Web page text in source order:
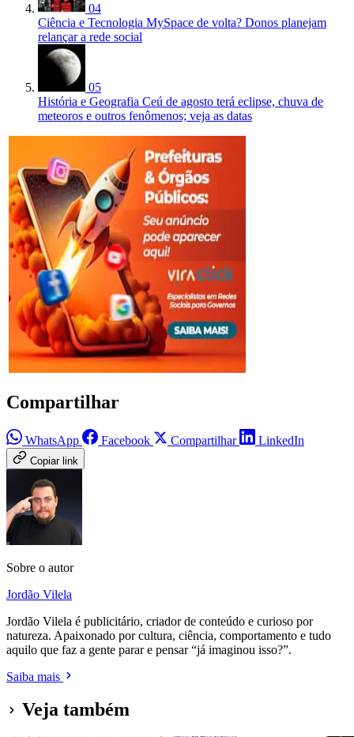
04
Ciência e Tecnologia MySpace de volta? Donos planejam
relançar a rede social
05
História e Geografia Ceú de agosto terá eclipse, chuva de
meteoros e outros fenômenos; veja as datas
Compartilhar
WhatsApp Facebook Compartilhar LinkedIn
Copiar link
Sobre o autor
Jordão Vilela
Jordão Vilela é publicitário, criador de conteúdo e curioso por
natureza. Apaixonado por cultura, ciência, comportamento e tudo
aquilo que faz a gente parar e pensar “já imaginou isso?”.
Saiba mais
Veja também